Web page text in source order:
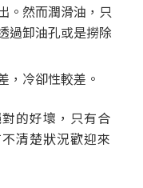
。然而潤滑油，只
過卸油孔或是撈除
，冷卻性較差。
的好壞，只有合
清楚狀況歡迎來